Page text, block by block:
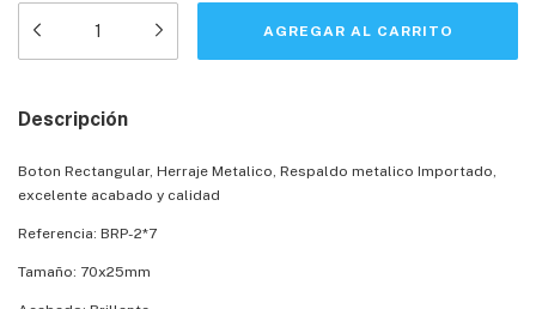
Descripción
Boton Rectangular, Herraje Metalico, Respaldo metalico Importado,
excelente acabado y calidad
Referencia: BRP-2*7
Tamaño: 70x25mm